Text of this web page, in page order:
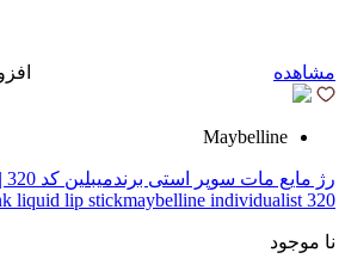
مشاهده
Maybelline
liquid lip stickmaybelline individualist 320
نا موجود